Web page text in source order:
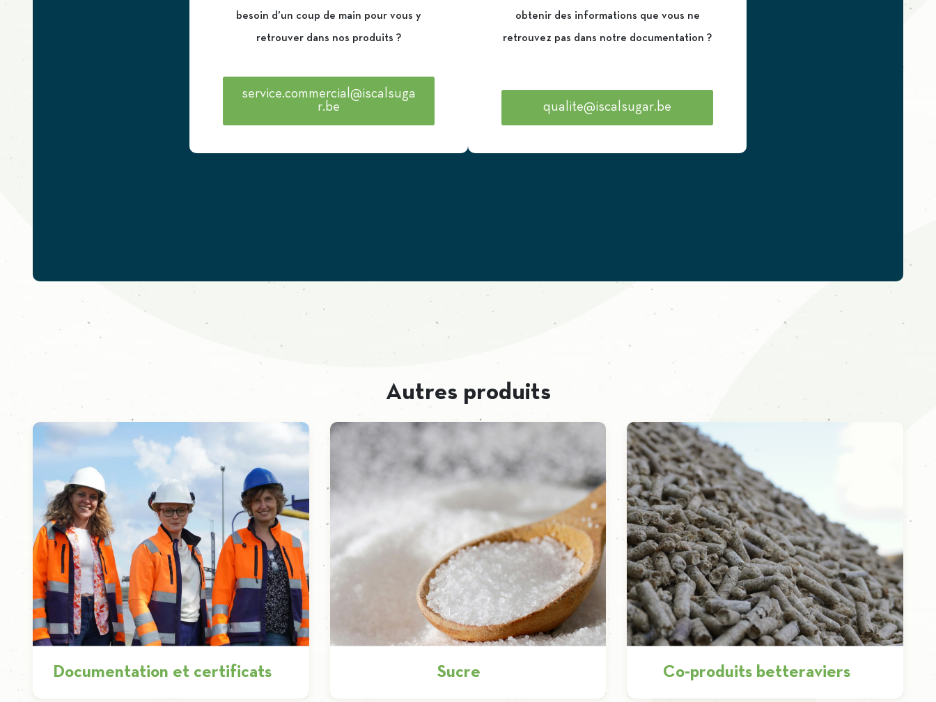
besoin d’un coup de main pour vous y
retrouver dans nos produits ?
service.commercial@iscalsuga
r.be
obtenir des informations que vous ne
retrouvez pas dans notre documentation ?
qualite@iscalsugar.be
Autres produits
Documentation et certificats Sucre Co-produits betteraviers